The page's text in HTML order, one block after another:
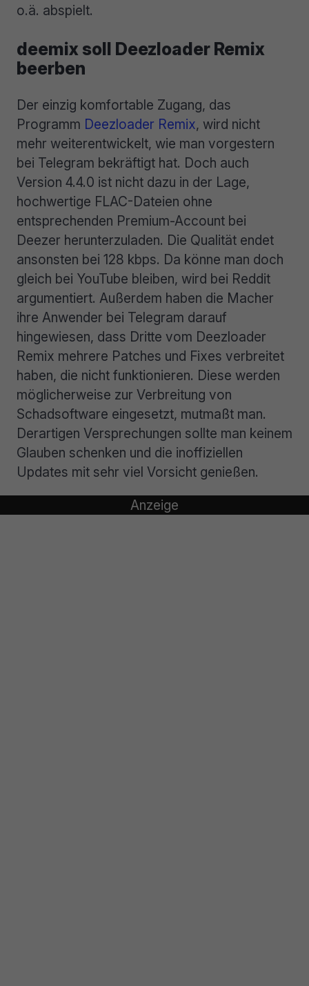
o.ä. abspielt.
deemix soll Deezloader Remix
beerben
Der einzig komfortable Zugang, das
Programm Deezloader Remix, wird nicht
mehr weiterentwickelt, wie man vorgestern
bei Telegram bekräftigt hat. Doch auch
Version 4.4.0 ist nicht dazu in der Lage,
hochwertige FLAC-Dateien ohne
entsprechenden Premium-Account bei
Deezer herunterzuladen. Die Qualität endet
ansonsten bei 128 kbps. Da könne man doch
gleich bei YouTube bleiben, wird bei Reddit
argumentiert. Außerdem haben die Macher
ihre Anwender bei Telegram darauf
hingewiesen, dass Dritte vom Deezloader
Remix mehrere Patches und Fixes verbreitet
haben, die nicht funktionieren. Diese werden
möglicherweise zur Verbreitung von
Schadsoftware eingesetzt, mutmaßt man.
Derartigen Versprechungen sollte man keinem
Glauben schenken und die inoffiziellen
Updates mit sehr viel Vorsicht genießen.